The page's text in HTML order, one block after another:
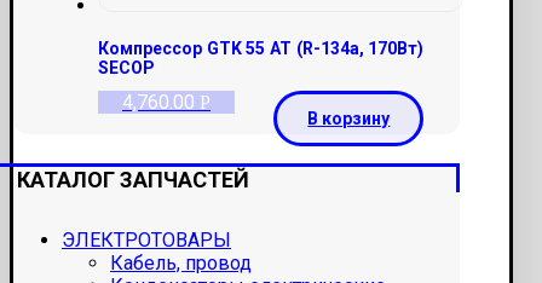
Компрессор GTK 55 AT (R-134a, 170Вт)
SECOP
4,760.00 Р
В корзину
КАТАЛОГ ЗАПЧАСТЕЙ
ЭЛЕКТРОТОВАРЫ
Кабель, провод